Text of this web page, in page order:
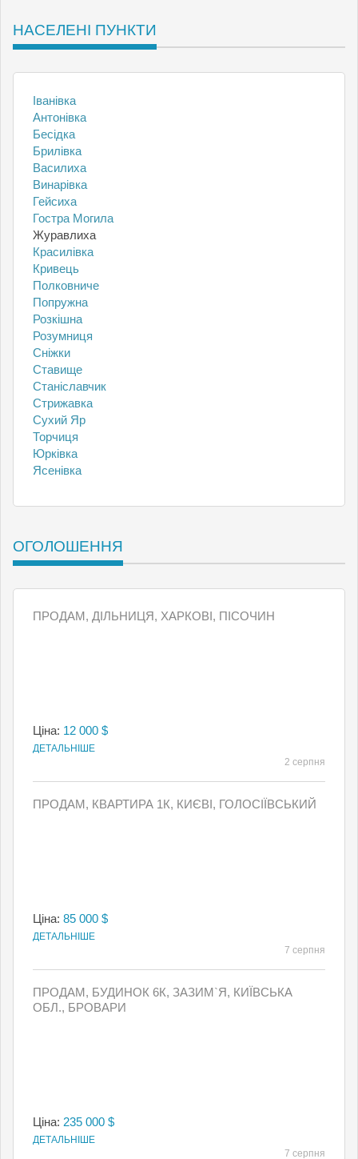
НАСЕЛЕНІ ПУНКТИ
Іванівка
Антонівка
Бесідка
Брилівка
Василиха
Винарівка
Гейсиха
Гостра Могила
Журавлиха
Красилівка
Кривець
Полковниче
Попружна
Розкішна
Розумниця
Сніжки
Ставище
Станіславчик
Стрижавка
Сухий Яр
Торчиця
Юрківка
Ясенівка
ОГОЛОШЕННЯ
ПРОДАМ, ДІЛЬНИЦЯ, ХАРКОВІ, ПІСОЧИН
Ціна: 12 000 $
ДЕТАЛЬНІШЕ
2 серпня
ПРОДАМ, КВАРТИРА 1К, КИЄВI, ГОЛОСІЇВСЬКИЙ
Ціна: 85 000 $
ДЕТАЛЬНІШЕ
7 серпня
ПРОДАМ, БУДИНОК 6К, ЗАЗИМ`Я, КИЇВСЬКА
ОБЛ., БРОВАРИ
Ціна: 235 000 $
ДЕТАЛЬНІШЕ
7 серпня